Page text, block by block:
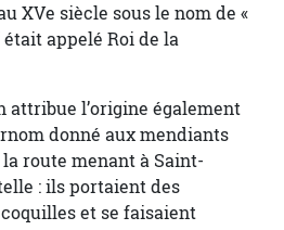
XVe siècle sous le nom de «
appelé Roi de la
attribue l’origine également
donné aux mendiants
route menant à Saint-
: ils portaient des
et se faisaient